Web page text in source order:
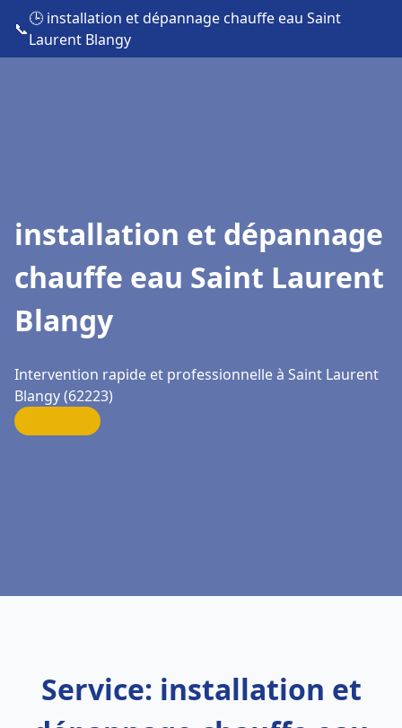
📞
🕒 installation et dépannage chauffe eau Saint
Laurent Blangy
installation et dépannage
chauffe eau Saint Laurent
Blangy
Intervention rapide et professionnelle à Saint Laurent
Blangy (62223)
Service: installation et